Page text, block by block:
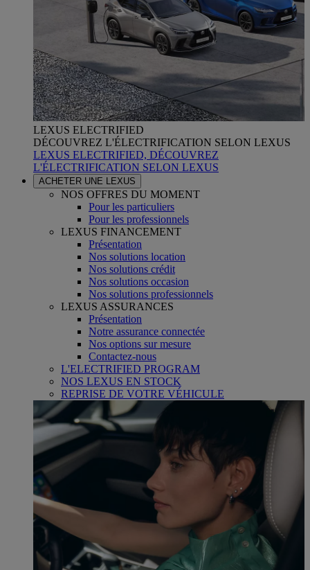
LEXUS ELECTRIFIED
DÉCOUVREZ L'ÉLECTRIFICATION SELON LEXUS
LEXUS ELECTRIFIED, DÉCOUVREZ
L'ÉLECTRIFICATION SELON LEXUS
ACHETER UNE LEXUS
NOS OFFRES DU MOMENT
Pour les particuliers
Pour les professionnels
LEXUS FINANCEMENT
Présentation
Nos solutions location
Nos solutions crédit
Nos solutions occasion
Nos solutions professionnels
LEXUS ASSURANCES
Présentation
Notre assurance connectée
Nos options sur mesure
Contactez-nous
L'ELECTRIFIED PROGRAM
NOS LEXUS EN STOCK
REPRISE DE VOTRE VÉHICULE